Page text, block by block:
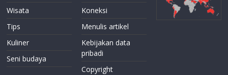
Wisata
Tips
Kuliner
Seni budaya
Koneksi
Menulis artikel
Kebijakan data
pribadi
Copyright